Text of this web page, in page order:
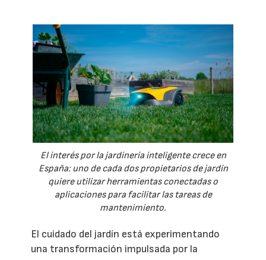
El interés por la jardinería inteligente crece en
España: uno de cada dos propietarios de jardín
quiere utilizar herramientas conectadas o
aplicaciones para facilitar las tareas de
mantenimiento.
El cuidado del jardín está experimentando
una transformación impulsada por la